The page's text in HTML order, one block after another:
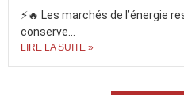
⚡🔥 Les marchés de l’énergie
conserve...
LIRE LA SUITE »